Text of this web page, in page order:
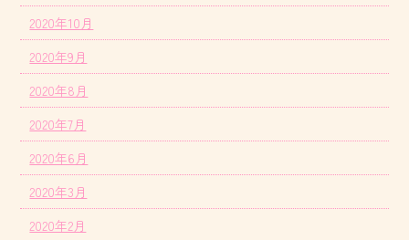
2020年10月
2020年9月
2020年8月
2020年7月
2020年6月
2020年3月
2020年2月